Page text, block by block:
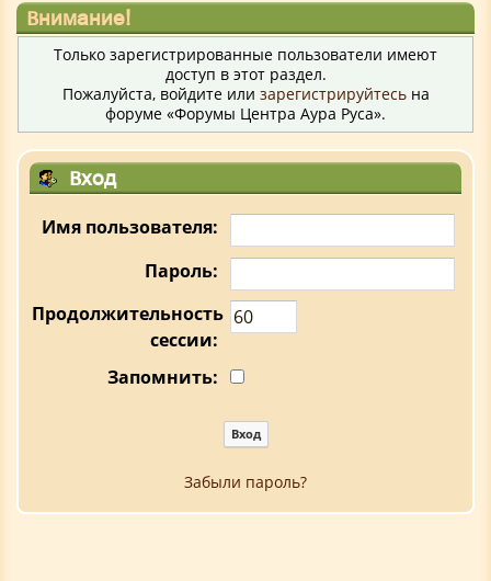
Внимание!
Только зарегистрированные пользователи имеют
доступ в этот раздел.
Пожалуйста, войдите или зарегистрируйтесьна
форуме «Форумы Центра Аура Руса».
Вход
Имя пользователя:
Пароль:
Продолжительность
сессии:
Запомнить:
Забыли пароль?